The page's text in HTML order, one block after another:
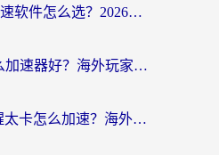
国外玩第九大陆加速软件怎么选？2026终极指南帮你告别延迟卡顿
国外玩BanG用什么加速器好？海外玩家亲测的国服游戏加速终极方案
哈利波特·魔法觉醒太卡怎么加速？海外党亲测有效的国服游戏加速指南